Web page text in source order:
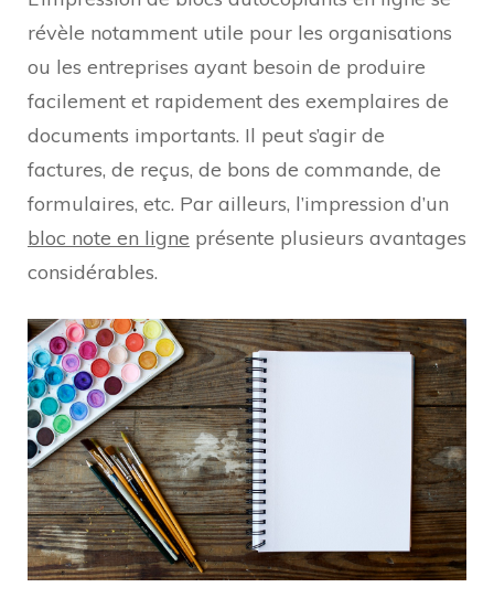
révèle notamment utile pour les organisations
ou les entreprises ayant besoin de produire
facilement et rapidement des exemplaires de
documents importants. Il peut s’agir de
factures, de reçus, de bons de commande, de
formulaires, etc. Par ailleurs, l’impression d’un
bloc note en ligne présente plusieurs avantages
considérables.